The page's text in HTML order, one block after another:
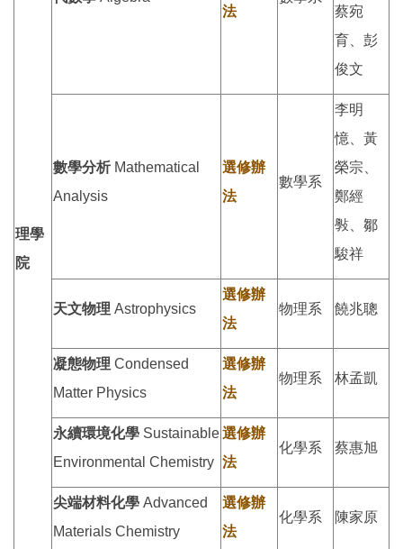
理學
院
法
蔡宛
育、彭
俊文
數學分析Mathematical
Analysis
選修辦
法
數學系
李明
憶、黃
榮宗、
鄭經
斅、鄒
駿祥
天文物理 Astrophysics
選修辦
法
物理系 饒兆聰
凝態物理 Condensed
Matter Physics
選修辦
法
物理系 林孟凱
永續環境化學 Sustainable
Environmental Chemistry
選修辦
法
化學系 蔡惠旭
尖端材料化學 Advanced
Materials Chemistry
選修辦
法
化學系 陳家原